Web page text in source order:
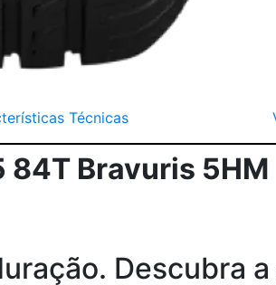
Técnicas
84T Bravuris 5HM
Descubra